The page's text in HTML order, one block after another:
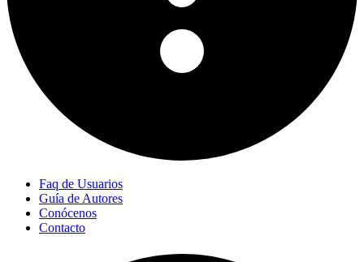
Faq de Usuarios
Guía de Autores
Conócenos
Contacto